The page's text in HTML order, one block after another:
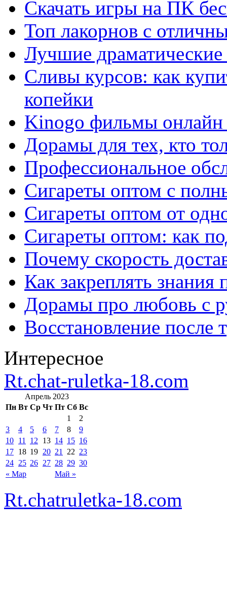
Скачать игры на ПК
Топ лакорнов с
Лучшие
Сливы курсов: как
копейки
Kinogo фильмы онлайн
Дорамы для тех, кто
Профессиональное
Сигареты оптом с
Сигареты оптом от
Сигареты оптом: как
Почему скорость
Как закреплять знания
Дорамы про любовь с
Восстановление после
Интересное
Rt.chat-ruletka-18.com
Апрель 2023
Пн Вт Ср Чт Пт Сб Вс
« Мар Май »
1
2
3
4 5 6 7 8
9
10 11 12 13 14 15 16
17 18 19 20 21 22 23
24 25 26 27 28 29 30
Rt.chatruletka-18.com